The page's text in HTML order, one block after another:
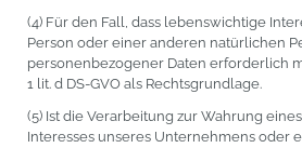
(4) Für den Fall, dass lebenswichtige
Person oder einer anderen natürlichen
personenbezogener Daten erforderlich
1 lit. d DS-GVO als Rechtsgrundlage.
(5) Ist die Verarbeitung zur Wahrung
Interesses unseres Unternehmens oder